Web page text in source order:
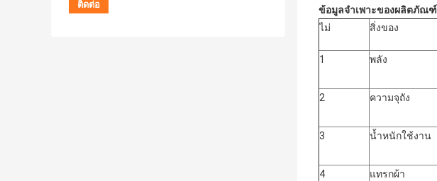
ข้อมูลจำเพาะของผลิตภัณฑ์
ไม่
สิ่งของ
1 พลัง
2 ความจุถัง
3 น้ำหนักใช้งาน
4 แทรกผ้า